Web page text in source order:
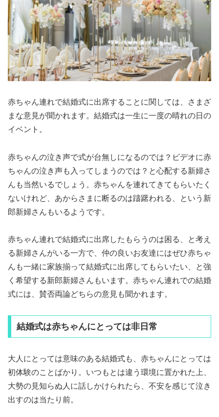
赤ちゃん連れで結婚式に出席することに関しては、さまざ
まな意見が聞かれます。結婚式は一生に一度の晴れの日の
イベント。
赤ちゃんの泣き声で式が台無しになるのでは？ビデオに赤
ちゃんの泣き声も入ってしまうのでは？と心配する新婦さ
んも当然いるでしょう。赤ちゃんを連れてきてもらいたく
ないけれど、あからさまに断るのは躊躇われる、という新
郎新婦さんもいるようです。
赤ちゃん連れで結婚式に出席したもらうのは困る、と考え
る新婦さんがいる一方で、仲の良いお友達にはぜひ赤ちゃ
んも一緒に家族揃って結婚式に出席してもらいたい、と強
く希望する新郎新婦さんもいます。赤ちゃん連れでの結婚
式には、賛否両論どちらの意見も聞かれます。
結婚式は赤ちゃんにとっては非日常
大人にとっては意味のある結婚式も、赤ちゃんにとっては
初体験のことばかり。いつもとは違う環境に置かれた上、
大勢の見知らぬ人に話しかけられたら、不安を感じて泣き
出すのは当たり前。